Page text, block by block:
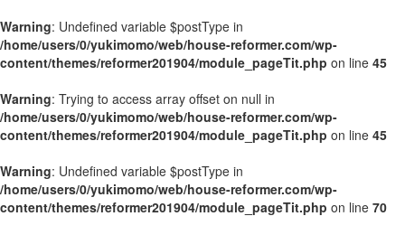
Warning: Undefined variable $postType in
/home/users/0/yukimomo/web/house-reformer.com/wp-
content/themes/reformer201904/module_pageTit.php on line 45
Warning: Trying to access array offset on null in
/home/users/0/yukimomo/web/house-reformer.com/wp-
content/themes/reformer201904/module_pageTit.php on line 45
Warning: Undefined variable $postType in
/home/users/0/yukimomo/web/house-reformer.com/wp-
content/themes/reformer201904/module_pageTit.php on line 70